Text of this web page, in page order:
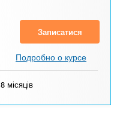
Записатися
Подробно о курсе
8 місяців